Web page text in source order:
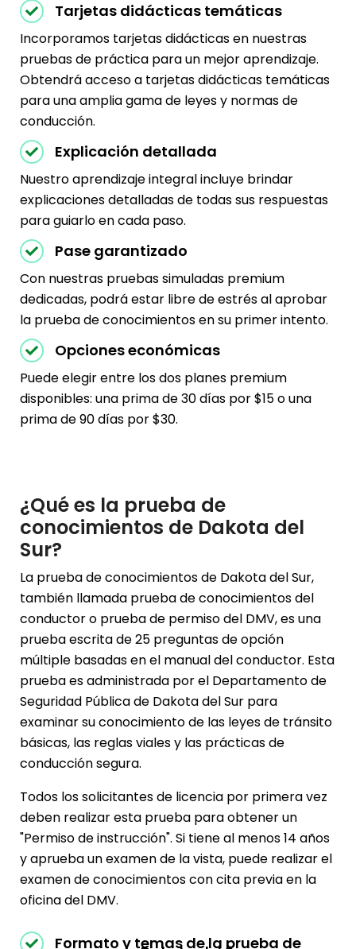
Tarjetas didácticas temáticas
Incorporamos tarjetas didácticas en nuestras
pruebas de práctica para un mejor aprendizaje.
Obtendrá acceso a tarjetas didácticas temáticas
para una amplia gama de leyes y normas de
conducción.
Explicación detallada
Nuestro aprendizaje integral incluye brindar
explicaciones detalladas de todas sus respuestas
para guiarlo en cada paso.
Pase garantizado
Con nuestras pruebas simuladas premium
dedicadas, podrá estar libre de estrés al aprobar
la prueba de conocimientos en su primer intento.
Opciones económicas
Puede elegir entre los dos planes premium
disponibles: una prima de 30 días por $15 o una
prima de 90 días por $30.
¿Qué es la prueba de
conocimientos de Dakota del
Sur?
La prueba de conocimientos de Dakota del Sur,
también llamada prueba de conocimientos del
conductor o prueba de permiso del DMV, es una
prueba escrita de 25 preguntas de opción
múltiple basadas en el manual del conductor. Esta
prueba es administrada por el Departamento de
Seguridad Pública de Dakota del Sur para
examinar su conocimiento de las leyes de tránsito
básicas, las reglas viales y las prácticas de
conducción segura.
Todos los solicitantes de licencia por primera vez
deben realizar esta prueba para obtener un
"Permiso de instrucción". Si tiene al menos 14 años
y aprueba un examen de la vista, puede realizar el
examen de conocimientos con cita previa en la
oficina del DMV.
Formato y temas de la prueba de